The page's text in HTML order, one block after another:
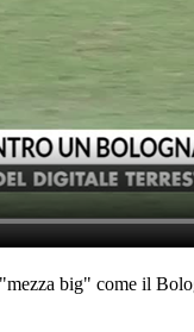
big" come il